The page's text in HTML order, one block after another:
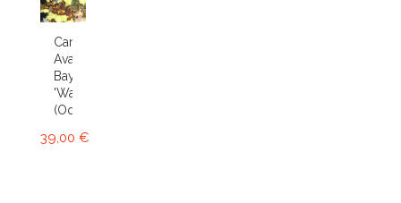
Cambria
Avalon
Bay
'Wasp'
(Odcdm.)
39,00 €